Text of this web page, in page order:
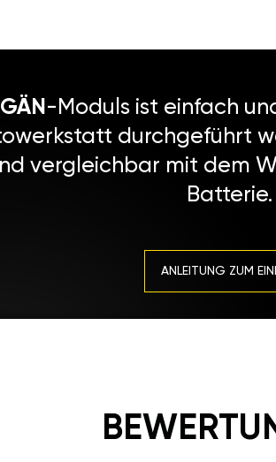
GÄN-Moduls ist einfach
durchgeführt
vergleichbar mit dem
Batterie.
ANLEITUNG ZUM